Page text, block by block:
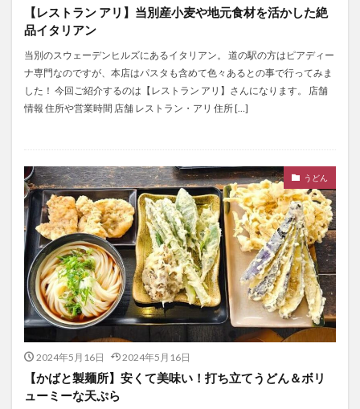
【レストラン アリ】当別産小麦や地元食材を活かした絶
品イタリアン
当別のスウェーデンヒルズにあるイタリアン。 道の駅の方はピアディー
ナ専門なのですが、本店はパスタも含めて色々あるとの事で行ってみま
した！ 今回ご紹介するのは【レストラン アリ】さんになります。 店舗
情報 住所や営業時間 店舗 レストラン・アリ 住所 […]
うどん
2024年5月16日 2024年5月16日
【かばと製麺所】安くて美味い！打ち立てうどん＆ボリ
ューミーな天ぷら